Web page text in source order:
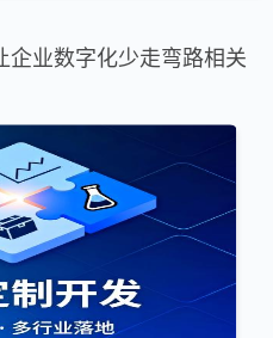
企业数字化少走弯路相关